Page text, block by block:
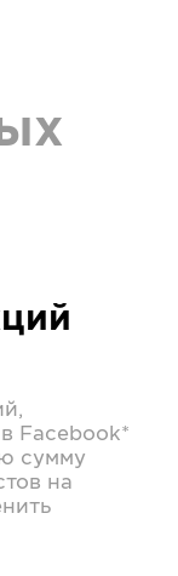
Facebook*
сумму
на